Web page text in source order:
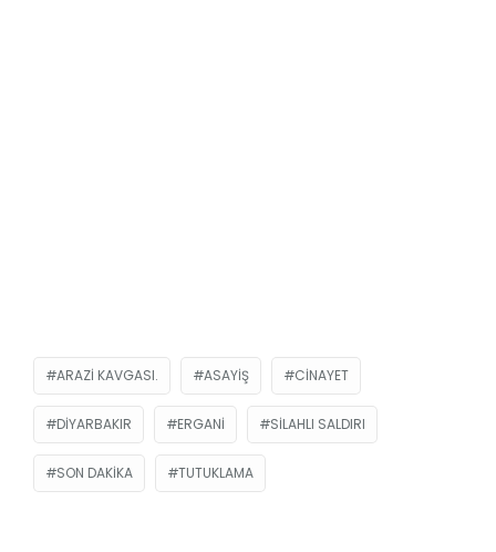
ARAZI KAVGASI. ASAYIŞ CINAYET
DIYARBAKIR ERGANI SILAHLI SALDIRI
SON DAKIKA TUTUKLAMA